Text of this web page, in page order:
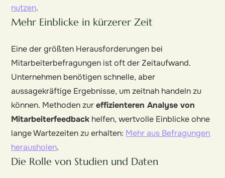
nutzen.
Mehr Einblicke in kürzerer Zeit
Eine der größten Herausforderungen bei
Mitarbeiterbefragungen ist oft der Zeitaufwand.
Unternehmen benötigen schnelle, aber
aussagekräftige Ergebnisse, um zeitnah handeln zu
können. Methoden zureffizienteren Analyse von
Mitarbeiterfeedback helfen, wertvolle Einblicke ohne
lange Wartezeiten zu erhalten: Mehr aus Befragungen
herausholen.
Die Rolle von Studien und Daten